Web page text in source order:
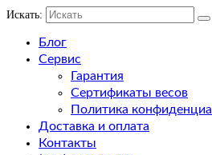
Искать:
Блог
Сервис
Гарантия
Сертификаты весов
Политика
Доставка и оплата
Контакты